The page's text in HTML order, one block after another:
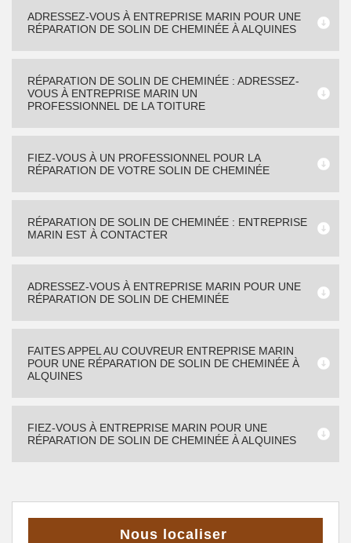
ADRESSEZ-VOUS À ENTREPRISE MARIN POUR UNE
RÉPARATION DE SOLIN DE CHEMINÉE À ALQUINES
RÉPARATION DE SOLIN DE CHEMINÉE : ADRESSEZ-
VOUS À ENTREPRISE MARIN UN
PROFESSIONNEL DE LA TOITURE
FIEZ-VOUS À UN PROFESSIONNEL POUR LA
RÉPARATION DE VOTRE SOLIN DE CHEMINÉE
RÉPARATION DE SOLIN DE CHEMINÉE : ENTREPRISE
MARIN EST À CONTACTER
ADRESSEZ-VOUS À ENTREPRISE MARIN POUR UNE
RÉPARATION DE SOLIN DE CHEMINÉE
FAITES APPEL AU COUVREUR ENTREPRISE MARIN
POUR UNE RÉPARATION DE SOLIN DE CHEMINÉE À
ALQUINES
FIEZ-VOUS À ENTREPRISE MARIN POUR UNE
RÉPARATION DE SOLIN DE CHEMINÉE À ALQUINES
Nous localiser